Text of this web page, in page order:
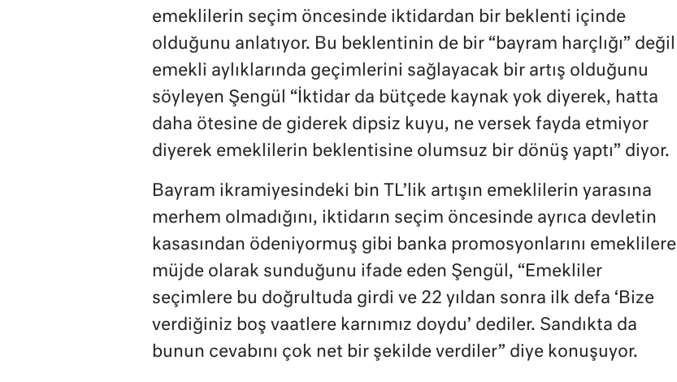
emeklilerin seçim öncesinde iktidardan bir beklenti içinde
olduğunu anlatıyor. Bu beklentinin de bir “bayram harçlığı” değil
emekli aylıklarında geçimlerini sağlayacak bir artış olduğunu
söyleyen Şengül “İktidar da bütçede kaynak yok diyerek, hatta
daha ötesine de giderek dipsiz kuyu, ne versek fayda etmiyor
diyerek emeklilerin beklentisine olumsuz bir dönüş yaptı” diyor.
Bayram ikramiyesindeki bin TL’lik artışın emeklilerin yarasına
merhem olmadığını, iktidarın seçim öncesinde ayrıca devletin
kasasından ödeniyormuş gibi banka promosyonlarını emeklilere
müjde olarak sunduğunu ifade eden Şengül, “Emekliler
seçimlere bu doğrultuda girdi ve 22 yıldan sonra ilk defa ‘Bize
verdiğiniz boş vaatlere karnımız doydu’ dediler. Sandıkta da
bunun cevabını çok net bir şekilde verdiler” diye konuşuyor.